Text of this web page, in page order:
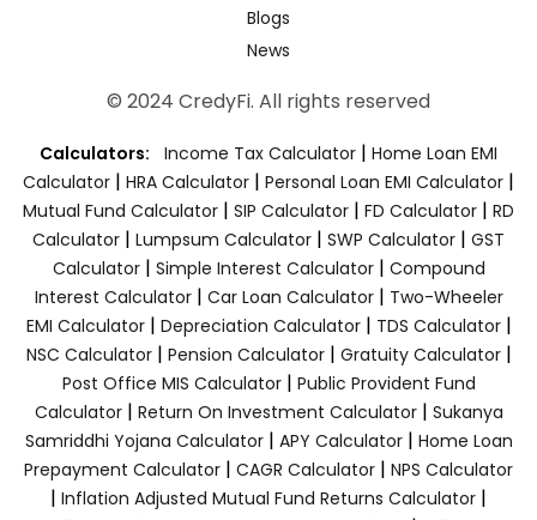
Blogs
News
© 2024 CredyFi. All rights reserved
Calculators: Income Tax Calculator | Home Loan EMI
Calculator | HRA Calculator | Personal Loan EMI Calculator |
Mutual Fund Calculator | SIP Calculator | FD Calculator | RD
Calculator | Lumpsum Calculator | SWP Calculator | GST
Calculator| Simple Interest Calculator| Compound
Interest Calculator| Car Loan Calculator| Two-Wheeler
EMI Calculator| Depreciation Calculator| TDS Calculator|
NSC Calculator| Pension Calculator| Gratuity Calculator|
Post Office MIS Calculator| Public Provident Fund
Calculator| Return On Investment Calculator| Sukanya
Samriddhi Yojana Calculator| APY Calculator| Home Loan
Prepayment Calculator | CAGR Calculator | NPS Calculator
| Inflation Adjusted Mutual Fund Returns Calculator |